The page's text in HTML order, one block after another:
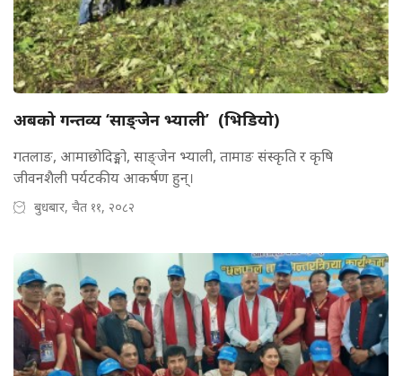
अबको गन्तव्य ‘साङ्जेन भ्याली’ (भिडियो)
गतलाङ, आमाछोदिङ्मो, साङ्जेन भ्याली, तामाङ संस्कृति र कृषि
जीवनशैली पर्यटकीय आकर्षण हुन्।
बुधबार, चैत ११, २०८२